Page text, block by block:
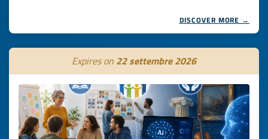
DISCOVER MORE →
Expires on 22 settembre 2026